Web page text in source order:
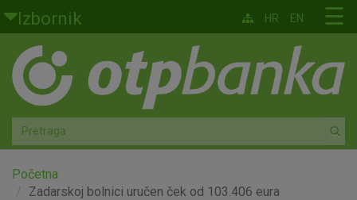
Skoči na glavni sadržaj
Izbornik
Građani
Privatno bankarstvo
Agro
Mala poduzeća i obrtnici
☰
HR EN
Početna
Zadarskoj bolnici uručen ček od 103.406 eura